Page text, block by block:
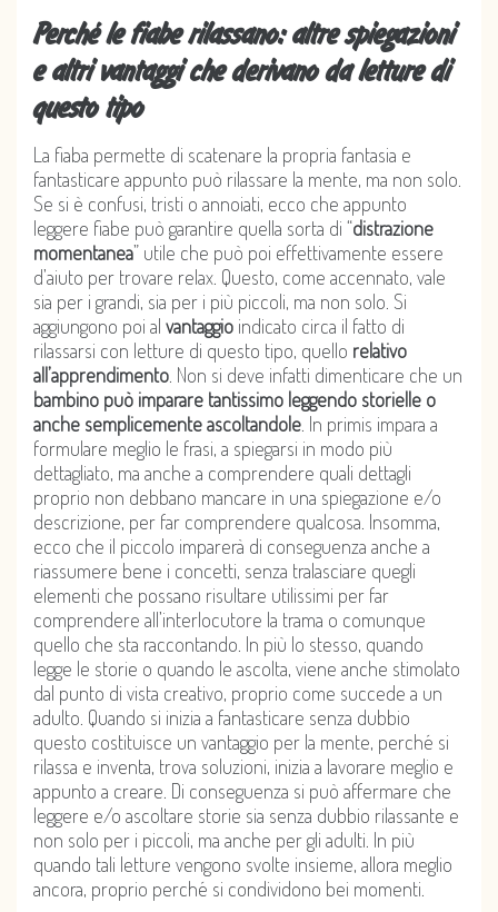
Perché le fiabe rilassano: altre spiegazioni
e altri vantaggi che derivano da letture di
questo tipo
La fiaba permette di scatenare la propria fantasia e
fantasticare appunto può rilassare la mente, ma non solo.
Se si è confusi, tristi o annoiati, ecco che appunto
leggere fiabe può garantire quella sorta di “distrazione
momentanea” utile che può poi effettivamente essere
d’aiuto per trovare relax. Questo, come accennato, vale
sia per i grandi, sia per i più piccoli, ma non solo. Si
aggiungono poi al vantaggio indicato circa il fatto di
rilassarsi con letture di questo tipo, quello relativo
all’apprendimento . Non si deve infatti dimenticare che un
bambino può imparare tantissimo leggendo storielle o
anche semplicemente ascoltandole . In primis impara a
formulare meglio le frasi, a spiegarsi in modo più
dettagliato, ma anche a comprendere quali dettagli
proprio non debbano mancare in una spiegazione e/o
descrizione, per far comprendere qualcosa. Insomma,
ecco che il piccolo imparerà di conseguenza anche a
riassumere bene i concetti, senza tralasciare quegli
elementi che possano risultare utilissimi per far
comprendere all’interlocutore la trama o comunque
quello che sta raccontando. In più lo stesso, quando
legge le storie o quando le ascolta, viene anche stimolato
dal punto di vista creativo, proprio come succede a un
adulto. Quando si inizia a fantasticare senza dubbio
questo costituisce un vantaggio per la mente, perché si
rilassa e inventa, trova soluzioni, inizia a lavorare meglio e
appunto a creare. Di conseguenza si può affermare che
leggere e/o ascoltare storie sia senza dubbio rilassante e
non solo per i piccoli, ma anche per gli adulti. In più
quando tali letture vengono svolte insieme, allora meglio
ancora, proprio perché si condividono bei momenti.